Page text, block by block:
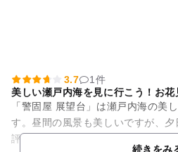
3.7
1件
美しい瀬戸内海を見に行こう！お
「警固屋 展望台」は瀬戸内海の美
す。昼間の風景も美しいですが、
評があります。敷地内に子どもが楽
続きをみ